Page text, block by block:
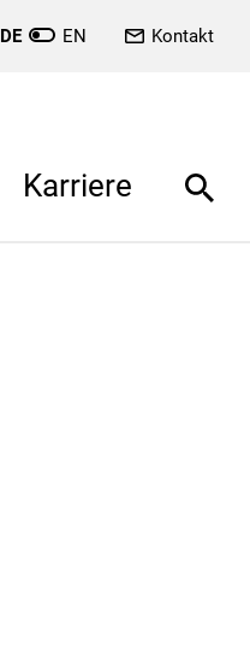
DE EN Kontakt
Karriere